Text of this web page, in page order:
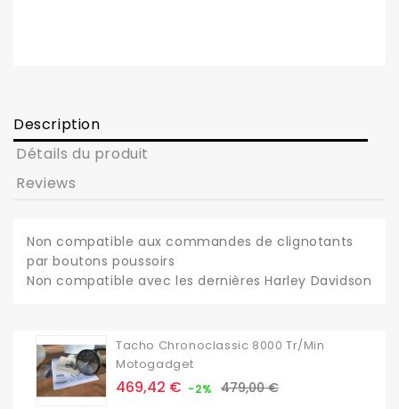
Description
Détails du produit
Reviews
Non compatible aux commandes de clignotants
par boutons poussoirs
Non compatible avec les dernières Harley Davidson
Tacho Chronoclassic 8000 Tr/min
Motogadget
Prix
469,42 € -2% Prix
479,00 €